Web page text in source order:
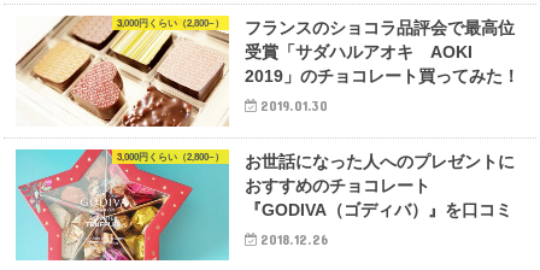
3,000円くらい（2,800~）
フランスのショコラ品評会で最高位
受賞「サダハルアオキ AOKI
2019」のチョコレート買ってみた！
2019.01.30
3,000円くらい（2,800~）
お世話になった人へのプレゼントに
おすすめのチョコレート
『GODIVA（ゴディバ）』を口コミ
2018.12.26